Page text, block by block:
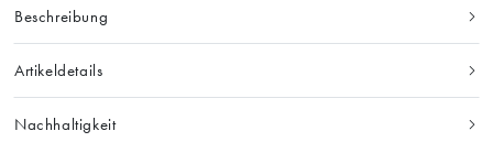
Beschreibung
Artikeldetails
Nachhaltigkeit